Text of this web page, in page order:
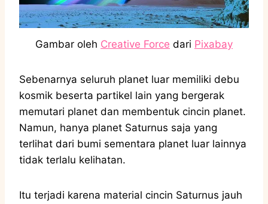
Gambar oleh Creative Force dari Pixabay
Sebenarnya seluruh planet luar memiliki debu
kosmik beserta partikel lain yang bergerak
memutari planet dan membentuk cincin planet.
Namun, hanya planet Saturnus saja yang
terlihat dari bumi sementara planet luar lainnya
tidak terlalu kelihatan.
Itu terjadi karena material cincin Saturnus jauh